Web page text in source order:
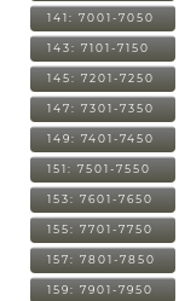
141: 7001-7050
143: 7101-7150
145: 7201-7250
147: 7301-7350
149: 7401-7450
151: 7501-7550
153: 7601-7650
155: 7701-7750
157: 7801-7850
159: 7901-7950